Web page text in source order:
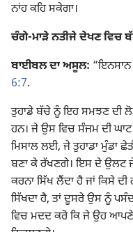
ਨਾਂਹ ਕਹਿ ਸਕੇਗਾ।
ਚੰਗੇ-ਮਾੜੇ ਨਤੀਜੇ ਦੇਖਣ ਵਿਚ
ਬਾਈਬਲ ਦਾ ਅਸੂਲ: “ਇਨਸਾਨ
6:7.
ਤੁਹਾਡੇ ਬੱਚੇ ਨੂੰ ਇਹ ਸਮਝਣ ਦੀ
ਹਨ। ਜੇ ਉਸ ਵਿਚ ਸੰਜਮ ਦੀ
ਮਿਸਾਲ ਲਈ, ਜੇ ਤੁਹਾਡਾ ਮੁੰਡਾ
ਬਣਾ ਕੇ ਰੱਖਣਗੇ। ਇਸ ਦੇ ਉਲਟ
ਕਰਨਾ ਸਿੱਖ ਲੈਂਦਾ ਹੈ ਜਾਂ ਕਿਸੇ
ਸਿੱਖਦਾ ਹੈ, ਤਾਂ ਦੂਸਰੇ ਉਸ ਨੂੰ
ਵਿਚ ਮਦਦ ਕਰੋ ਕਿ ਜੇ ਉਹ